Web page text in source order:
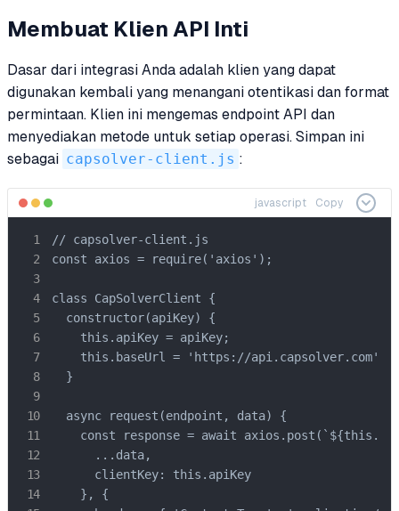
Membuat Klien API Inti
Dasar dari integrasi Anda adalah klien yang dapat
digunakan kembali yang menangani otentikasi dan format
permintaan. Klien ini mengemas endpoint API dan
menyediakan metode untuk setiap operasi. Simpan ini
sebagai capsolver-client.js :
javascript Copy
// capsolver-client.js
const axios = require('axios');
class CapSolverClient {
  constructor(apiKey) {
    this.apiKey = apiKey;
    this.baseUrl = 'https://api.capsolver.com';
  }
  async request(endpoint, data) {
const response = await
      ...data,
      clientKey: this.apiKey
    }, {